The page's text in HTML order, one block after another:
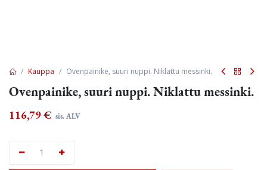
Kauppa Ovenpainike, suuri nuppi. Niklattu messinki.
Ovenpainike, suuri nuppi. Niklattu messinki.
116,79€ sis. ALV